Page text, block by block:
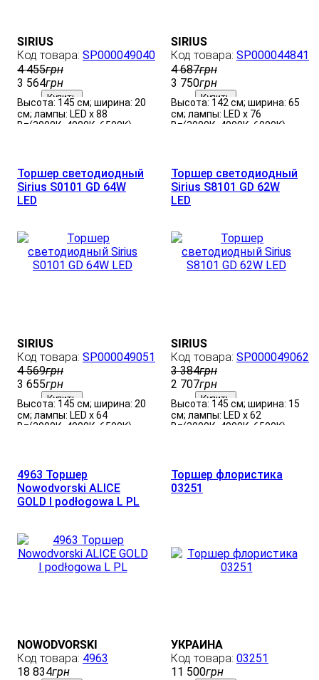
SIRIUS
SP000049040
4 455грн
3 564грн
Купить
Высота: 145 см; ширина: 20
см; лампы: LED х 88
Вт(3000К, 4000К, 6500K).
SIRIUS
SP000044841
4 687грн
3 750грн
Купить
Высота: 142 см; ширина: 65
см; лампы: LED х 76
Вт(3000К, 4000К, 6000K).
Торшер светодиодный
Sirius S0101 GD 64W
LED
SIRIUS
SP000049051
4 569грн
3 655грн
Купить
Высота: 145 см; ширина: 20
см; лампы: LED х 64
Вт(3000К, 4000К, 6500K).
Торшер светодиодный
Sirius S8101 GD 62W
LED
SIRIUS
SP000049062
3 384грн
2 707грн
Купить
Высота: 145 см; ширина: 15
см; лампы: LED х 62
Вт(3000К, 4000К, 6500K).
4963 Торшер
Nowodvorski ALICE
GOLD I podłogowa L PL
NOWODVORSKI
4963
18 834грн
Торшер флористика
03251
УКРАИНА
03251
11 500грн